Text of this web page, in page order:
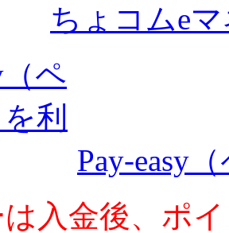
ちょコムe
Pay-easy
入金後、ポ